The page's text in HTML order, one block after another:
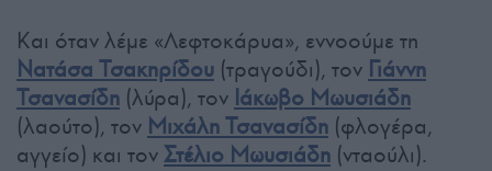
Και όταν λέμε «Λεφτοκάρυα», εννοούμε τη
Νατάσα Τσακηρίδου (τραγούδι), τον Γιάννη
Τσανασίδη (λύρα), τον Ιάκωβο Μωυσιάδη
(λαούτο), τον Μιχάλη Τσανασίδη (φλογέρα,
αγγείο) και τονΣτέλιο Μωυσιάδη (νταούλι).